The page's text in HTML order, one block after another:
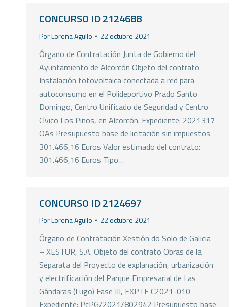
CONCURSO ID 2124688
PorLorena Agullo 22 octubre 2021
Órgano de Contratación Junta de Gobierno del
Ayuntamiento de Alcorcón Objeto del contrato
Instalación fotovoltaica conectada a red para
autoconsumo en el Polideportivo Prado Santo
Domingo, Centro Unificado de Seguridad y Centro
Cívico Los Pinos, en Alcorcón. Expediente: 2021317
OAs Presupuesto base de licitación sin impuestos
301.466,16 Euros Valor estimado del contrato:
301.466,16 Euros Tipo…
CONCURSO ID 2124697
PorLorena Agullo 22 octubre 2021
Órgano de Contratación Xestión do Solo de Galicia
– XESTUR, S.A. Objeto del contrato Obras de la
Separata del Proyecto de explanación, urbanización
y electrificación del Parque Empresarial de Las
Gándaras (Lugo) Fase III, EXPTE C2021-010
Expediente: PcPG/2021/802942 Presupuesto base